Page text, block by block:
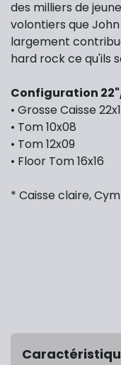
des milliers de
volontiers que
largement
hard rock ce qu'ils
Configuration
• Grosse Caisse
• Tom 10x08
• Tom 12x09
• Floor Tom 16x16
* Caisse claire,